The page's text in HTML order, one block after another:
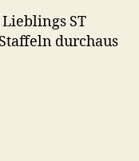
ST
durchaus